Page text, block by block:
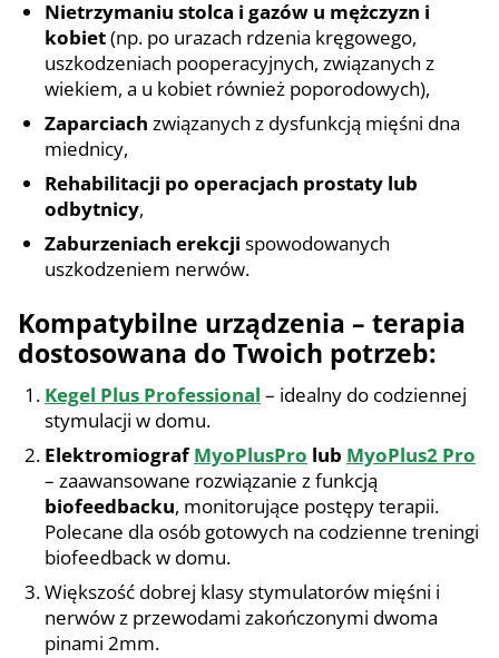
Nietrzymaniu stolca i gazów u mężczyzn i
kobiet(np. po urazach rdzenia kręgowego,
uszkodzeniach pooperacyjnych, związanych z
wiekiem, a u kobiet również poporodowych),
Zaparciach związanych z dysfunkcją mięśni dna
miednicy,
Rehabilitacji po operacjach prostaty lub
odbytnicy,
Zaburzeniach erekcji spowodowanych
uszkodzeniem nerwów.
Kompatybilne urządzenia – terapia
dostosowana do Twoich potrzeb:
Kegel Plus Professional – idealny do codziennej
stymulacji w domu.
ElektromiografMyoPlusPro lub MyoPlus2 Pro
– zaawansowane rozwiązanie z funkcją
biofeedbacku, monitorujące postępy terapii.
Polecane dla osób gotowych na codzienne treningi
biofeedback w domu.
Większość dobrej klasy stymulatorów mięśni i
nerwów z przewodami zakończonymi dwoma
pinami 2mm.